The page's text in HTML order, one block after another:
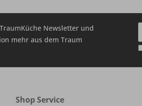
Newsletter und
mehr aus dem Traum
Shop Service